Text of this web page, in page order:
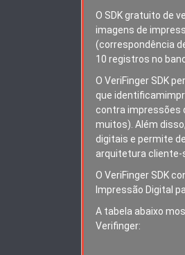
O SDK gratuito de
imagens de
(correspondência
10 registros no
O VeriFinger SDK
que
contra impressões
muitos). Além
digitais e permite
arquitetura cliente-
O VeriFinger SDK
Impressão Digital
A tabela abaixo
Verifinger: